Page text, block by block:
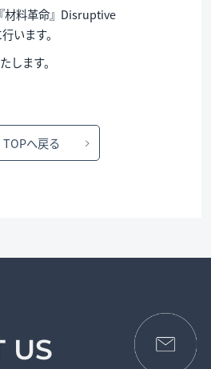
料革命』Disruptive
います。
します。
TOPへ戻る
US